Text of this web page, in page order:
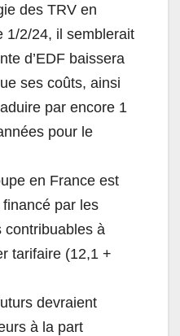
des TRV en
1/2/24, il semblerait
d’EDF baissera
ses coûts, ainsi
par encore 1
pour le
en France est
financé par les
contribuables à
tarifaire (12,1 +
devraient
à la part